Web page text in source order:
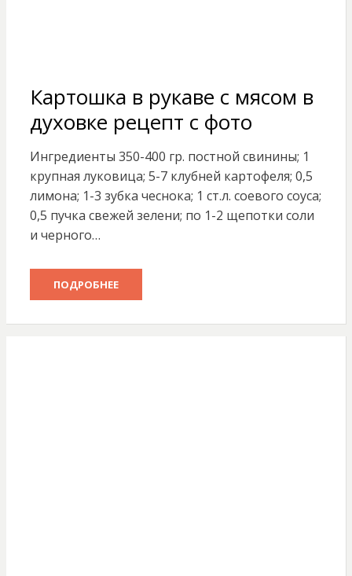
Картошка в рукаве с мясом в
духовке рецепт с фото
Ингредиенты 350-400 гр. постной свинины; 1
крупная луковица; 5-7 клубней картофеля; 0,5
лимона; 1-3 зубка чеснока; 1 ст.л. соевого соуса;
0,5 пучка свежей зелени; по 1-2 щепотки соли
и черного…
ПОДРОБНЕЕ